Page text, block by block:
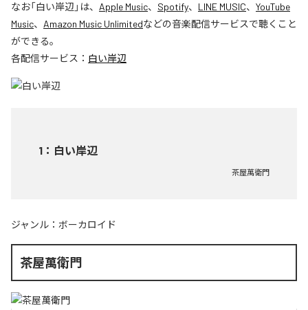
なお「白い岸辺 」は、 Apple Music、 Spotify、 LINE MUSIC、 YouTube
Music、 Amazon Music Unlimitedなどの音楽配信サービスで聴くこと
ができる。
各配信サービス： 白い岸辺
1 ： 白い岸辺
茶屋萬衛門
ジャンル： ボーカロイド
茶屋萬衛門